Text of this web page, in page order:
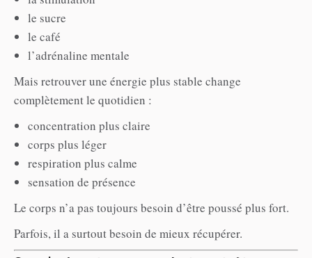
le sucre
le café
l’adrénaline mentale
Mais retrouver une énergie plus stable change
complètement le quotidien :
concentration plus claire
corps plus léger
respiration plus calme
sensation de présence
Le corps n’a pas toujours besoin d’être poussé plus fort.
Parfois, il a surtout besoin de mieux récupérer.